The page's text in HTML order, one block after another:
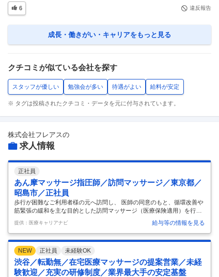
6 違反報告
成長・働きがい・キャリアをもっと見る
クチコミが似ている会社を探す
スタッフが優しい 勉強会が多い 待遇がよい 給料が安定
※ タグは投稿されたクチコミ・データを元に付与されています。
株式会社フレアスの
求人情報
正社員
あん摩マッサージ指圧師／訪問マッサージ／東京都／
昭島市／正社員
歩行が困難なご利用者様の元へ訪問し、 医師の同意のもと、循環改善や
筋緊張の緩和を主な目的とした訪問マッサージ（医療保険適用）を行い
ます。 ◎1日あたりの施術数は8～10名前後（予定） ◎1名あたりの施術
時間は約20分 ◎施術経過報告書の作成（フォームへの入力）をお願いし
ます ◎ユニホーム、携帯電話、タブレット端末を貸与します ＜おすすめ
ポイント＞ 【訪問マッサージのプロフェッショナルとして輝ける正社員
募集！】 ・あん摩マッサージ指圧師資格を活かして、医療保険適用の訪
問マッサージで地域に貢献！月給28万～＋賞与年2回で安定収入を実
現。 ・完全週休2日制（日曜＋平日1日）でプライベートも大切にでき
提供：医療キャリアナビ 給与等の情報を見る
NEW 正社員 未経験OK
渋谷／転勤無／在宅医療マッサージの提案営業／未経
験歓迎／充実の研修制度／業界最大手の安定基盤